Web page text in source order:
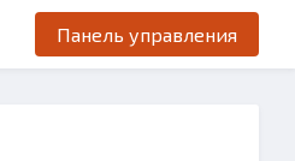
Панель управления